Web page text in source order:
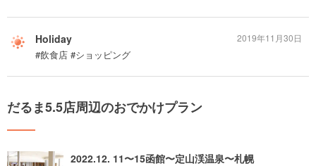
Holiday
#飲食店 #ショッピング
2019年11月30日
だるま5.5店周辺のおでかけプラン
2022.12. 11〜15函館〜定山渓温泉〜札幌